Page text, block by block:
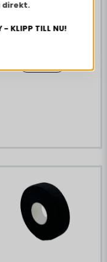
EXTRA)
399 kr
direkt.
- KLIPP TILL NU!